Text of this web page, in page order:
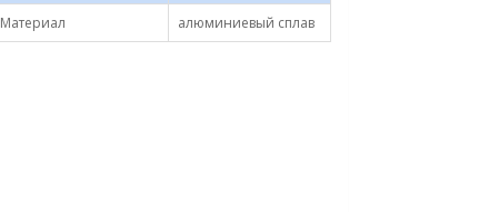
Материал
алюминиевый сплав